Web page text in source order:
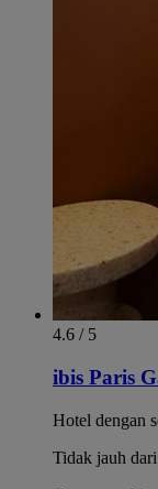
4.6 / 5
ibis Paris
Hotel dengan
Tidak jauh